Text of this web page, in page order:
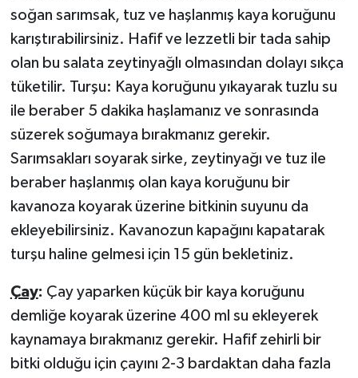
soğan sarımsak, tuz ve haşlanmış kaya koruğunu
karıştırabilirsiniz. Hafif ve lezzetli bir tada sahip
olan bu salata zeytinyağlı olmasından dolayı sıkça
tüketilir. Turşu: Kaya koruğunu yıkayarak tuzlu su
ile beraber 5 dakika haşlamanız ve sonrasında
süzerek soğumaya bırakmanız gerekir.
Sarımsakları soyarak sirke, zeytinyağı ve tuz ile
beraber haşlanmış olan kaya koruğunu bir
kavanoza koyarak üzerine bitkinin suyunu da
ekleyebilirsiniz. Kavanozun kapağını kapatarak
turşu haline gelmesi için 15 gün bekletiniz.
Çay: Çay yaparken küçük bir kaya koruğunu
demliğe koyarak üzerine 400 ml su ekleyerek
kaynamaya bırakmanız gerekir. Hafif zehirli bir
bitki olduğu için çayını 2-3 bardaktan daha fazla